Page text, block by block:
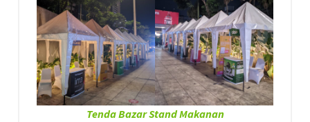
Tenda Bazar Stand Makanan